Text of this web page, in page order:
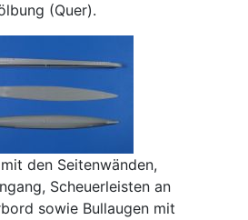
(Quer).
den Seitenwänden,
Scheuerleisten an
sowie Bullaugen mit